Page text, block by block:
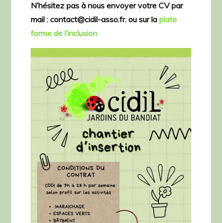
N’hésitez pas à nous envoyer votre CV par
mail : contact@cidil-asso.fr. ou sur laplate
forme de l’inclusion